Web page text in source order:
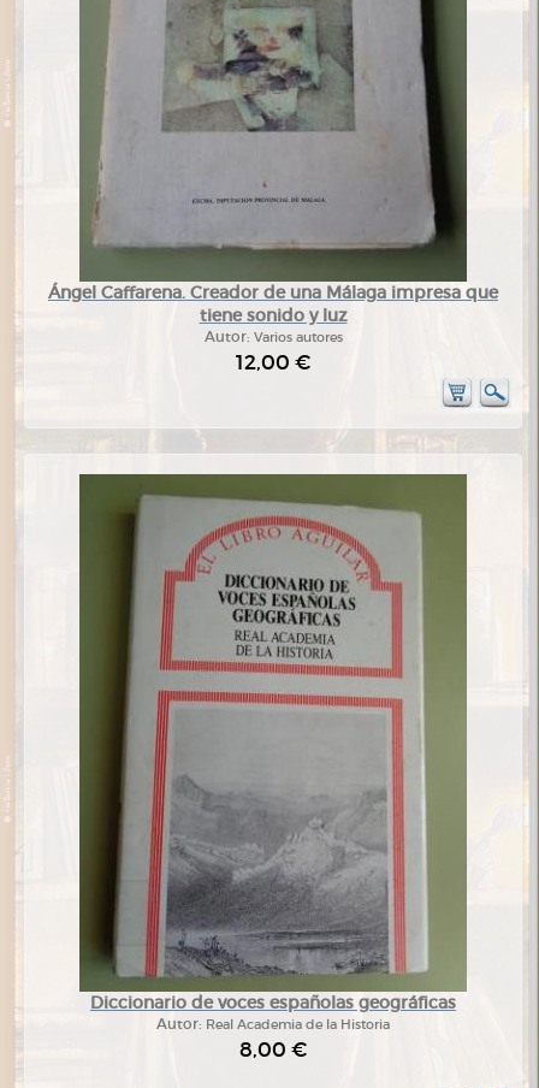
Ángel Caffarena. Creador de una Málaga impresa que
tiene sonido y luz
Autor: Varios autores
12,00 €
Diccionario de voces españolas geográficas
Autor: Real Academia de la Historia
8,00 €